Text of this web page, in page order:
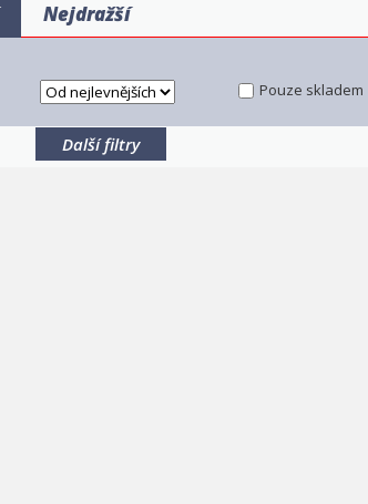
Nejdražší
Pouze skladem
Další filtry